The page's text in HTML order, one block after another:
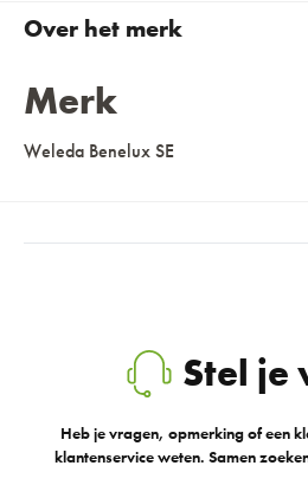
Over het merk
Merk
Weleda Benelux SE
Stel je
Heb je vragen, opmerking of een
klantenservice weten. Samen